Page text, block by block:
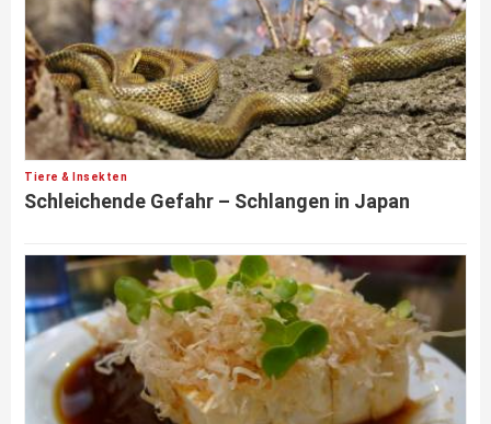
Tiere & Insekten
Schleichende Gefahr – Schlangen in Japan